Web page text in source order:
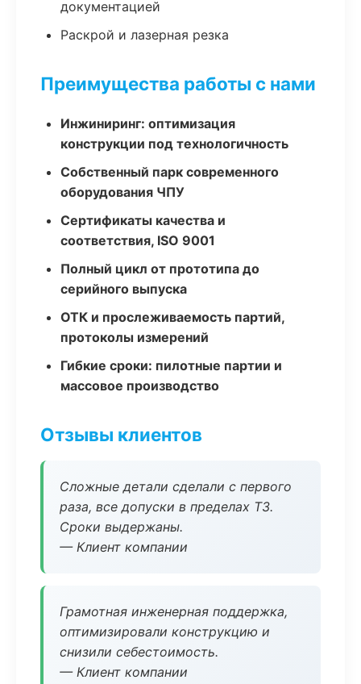
документацией
Раскрой и лазерная резка
Преимущества работы с нами
Инжиниринг: оптимизация
конструкции под технологичность
Собственный парк современного
оборудования ЧПУ
Сертификаты качества и
соответствия, ISO 9001
Полный цикл от прототипа до
серийного выпуска
ОТК и прослеживаемость партий,
протоколы измерений
Гибкие сроки: пилотные партии и
массовое производство
Отзывы клиентов
Сложные детали сделали с первого
раза, все допуски в пределах ТЗ.
Сроки выдержаны.
— Клиент компании
Грамотная инженерная поддержка,
оптимизировали конструкцию и
снизили себестоимость.
— Клиент компании